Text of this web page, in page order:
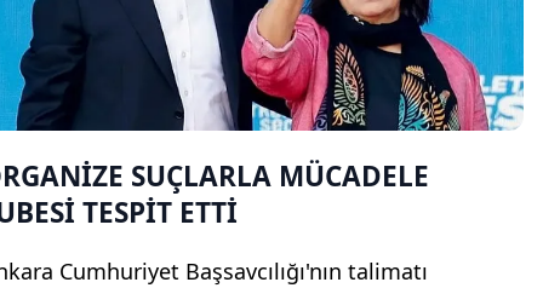
SUÇLARLA MÜCADELE
TESPİT ETTİ
Cumhuriyet Başsavcılığı'nın talimatı